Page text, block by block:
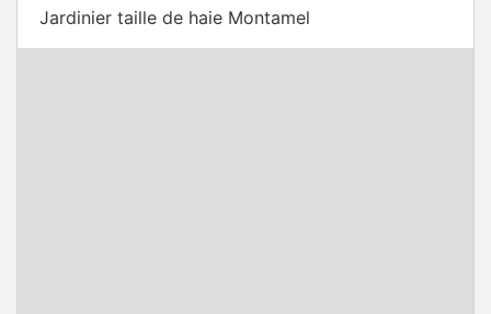
Jardinier taille de haie Montamel